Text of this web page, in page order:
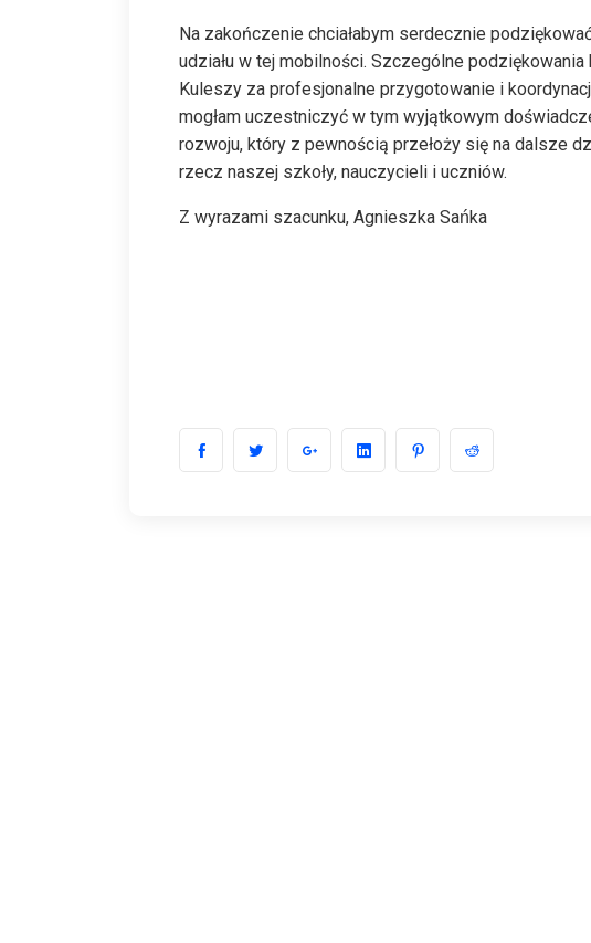
Na zakończenie chciałabym serdecznie
udziału w tej mobilności. Szczególne
Kuleszy za profesjonalne przygotowanie i
mogłam uczestniczyć w tym wyjątkowym
rozwoju, który z pewnością przełoży się na dalsze
rzecz naszej szkoły, nauczycieli i uczniów.
Z wyrazami szacunku, Agnieszka Sańka